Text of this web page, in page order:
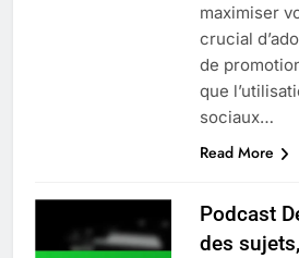
maximiser
crucial
de
que
sociaux…
Read More
Podcast
des